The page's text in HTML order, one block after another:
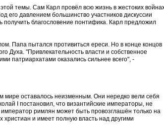
темы. Сам Карл провёл всю жизнь в жестоких
его давлением большинство участников дискуссии
благословение понтифика. Карл предложил
Папа пытался противиться ереси. Но в конце концов
Духа. "Привлекательность власти и собственное
патриархатами оказались сильнее всего", -
мире оставалось неизменным. Они нередко вели себя
I постановил, что византийские императоры, не
римлян может быть провозглашён только на
христиан и имеет полную власть над другими